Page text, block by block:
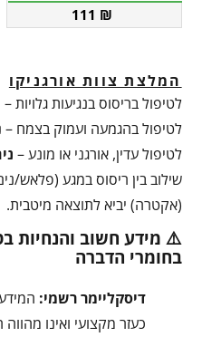
111 ₪
המלצת צוות אורגניקו
לטיפול בריסוס בנגיעות גלויות
לטיפול בהגמעה ועמוק בצמח –
לטיפול עדין, אורגני או מונע –
שילוב בין ריסוס במגע (פלאש/
(אקטרה) יביא לתוצאה מיטבית.
⚠️ מידע חשוב והנחיות
בחומרי הדברה
דיסקליימר רשמי:
כעזר מקצועי ואינו